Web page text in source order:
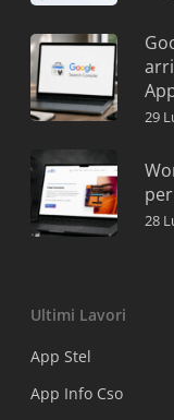
29
28
Ultimi Lavori
App Stel
App Info Cso